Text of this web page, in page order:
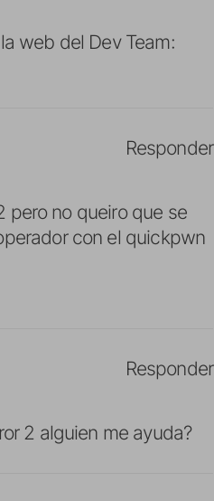
web del Dev Team:
pero no queiro que se
con el quickpwn
Responder
2 alguien me ayuda?
Responder